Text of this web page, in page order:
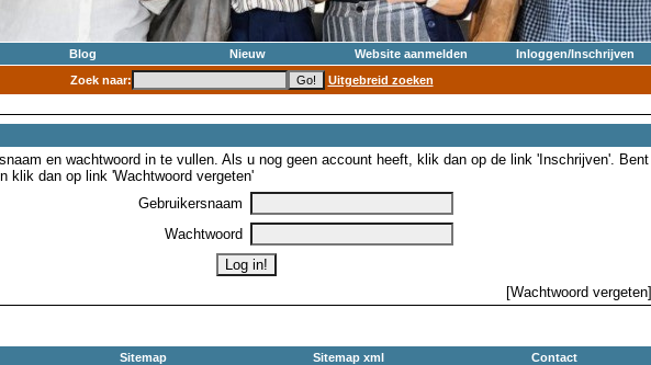
Blog Nieuw Website aanmelden
Inloggen/Inschrijven
Zoek naar:
Uitgebreid zoeken
en wachtwoord in te vullen. Als u nog geen account heeft, klik dan op de link 'Inschrijven'. Bent
klik dan op link 'Wachtwoord vergeten'
Gebruikersnaam
Wachtwoord
[Wachtwoord vergeten]
Sitemap Sitemap xml Contact